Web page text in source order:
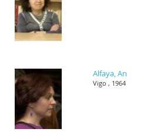
Alfaya, An
Vigo , 1964